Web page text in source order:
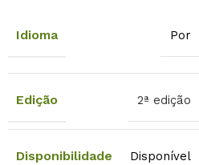
Idioma Por
Edição 2ª edição
Disponibilidade Disponível